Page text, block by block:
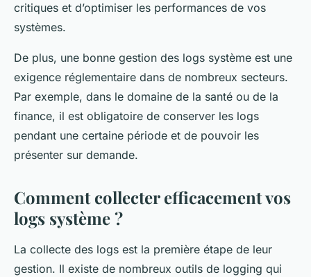
critiques et d’optimiser les performances de vos
systèmes.
De plus, une bonne gestion des logs système est une
exigence réglementaire dans de nombreux secteurs.
Par exemple, dans le domaine de la santé ou de la
finance, il est obligatoire de conserver les logs
pendant une certaine période et de pouvoir les
présenter sur demande.
Comment collecter efficacement vos
logs système ?
La collecte des logs est la première étape de leur
gestion. Il existe de nombreux outils de logging qui